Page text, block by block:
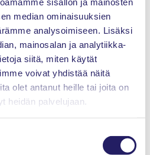
median ominaisuuksien
analysoimiseen. Lisäksi
mainosalan ja analytiikka-
siitä, miten käytät
voivat yhdistää näitä
olet antanut heille tai joita on
heidän palvelujaan.
/